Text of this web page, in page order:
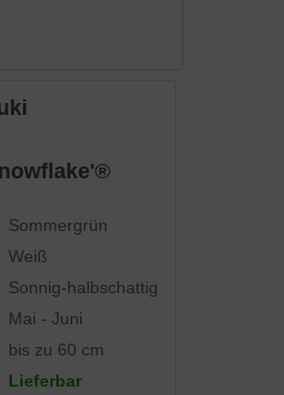
Sommergrün
Weiß
Sonnig-halbschattig
Mai - Juni
bis zu 60 cm
Lieferbar